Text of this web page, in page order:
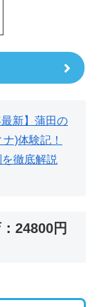
最新】蒲田の
)体験記！
徹底解説
24800円